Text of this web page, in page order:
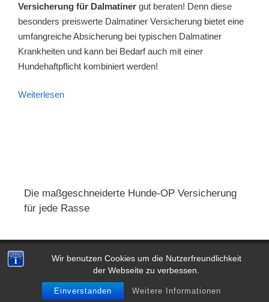
Wir benutzen Cookies um die Nutzerfreundlichkeit
der Webseite zu verbessen.
Einverstanden Weitere Informationen
Versicherung für Dalmatiner gut beraten! Denn diese
besonders preiswerte Dalmatiner Versicherung bietet eine
umfangreiche Absicherung bei typischen Dalmatiner
Krankheiten und kann bei Bedarf auch mit einer
Hundehaftpflicht kombiniert werden!
Weiterlesen
Die maßgeschneiderte Hunde-OP Versicherung
für jede Rasse
Impressum|AGB|Datenschutz
© 2026 Hunde OP Versicherung: Test & Vergleich 2026